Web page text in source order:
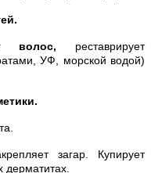
волос, реставрирует
УФ, морской водой)
загар. Купирует
дерматитах.